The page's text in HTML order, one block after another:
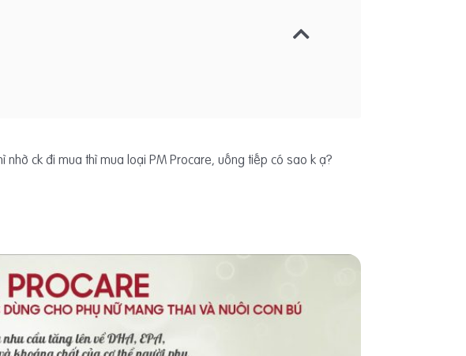
ck đi mua thì mua loại PM Procare, uống tiếp có sao k ạ?